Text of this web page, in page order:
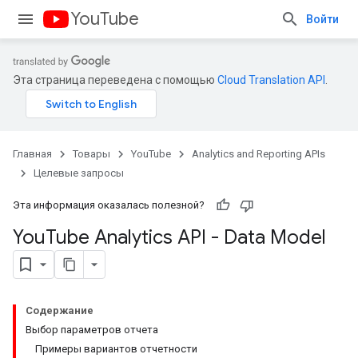
YouTube Войти
Эта страница переведена с помощью Cloud Translation API
Главная Товары YouTube
Analytics and Reporting APIs
Целевые запросы
Эта информация оказалась полезной?
YouTube Analytics API - Data Model
Содержание
Выбор параметров отчета
Примеры вариантов отчетности